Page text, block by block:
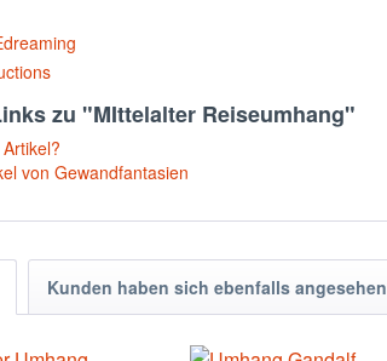
zu "MIttelalter Reiseumhang"
von Gewandfantasien
Kunden haben sich ebenfalls angesehen